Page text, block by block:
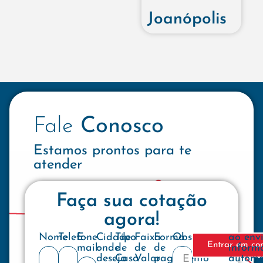
Joanópolis
Fale Conosco
Estamos prontos para te
atender
Faça sua cotação
agora!
NomeTelefone
E-
mail:
Cidade
onde
deseja
Tipo
de
Casa
Faixa
de
Valor
Forma
de
pagamento
Observações
Entrar em
ao